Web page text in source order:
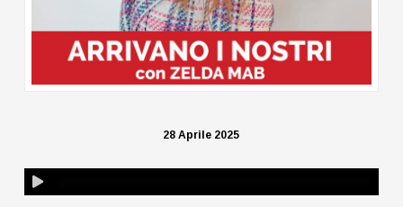
28 Aprile 2025